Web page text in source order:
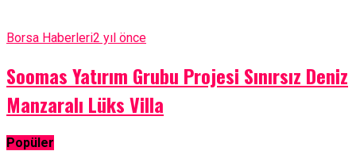
Borsa Haberleri2 yıl önce
Soomas Yatırım Grubu Projesi Sınırsız Deniz
Manzaralı Lüks Villa
Popüler